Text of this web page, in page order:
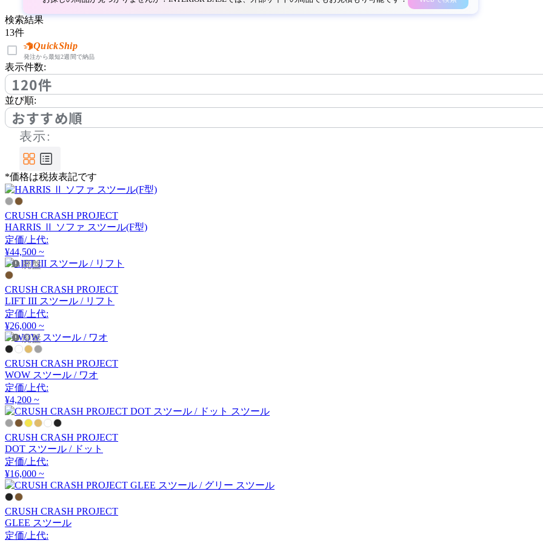
bogaerts label
ボガーツ・ラベル
by interiors
バイインテリアズ
CHAISES NICOLLE
Coccole
COLOS
コロス
common furniture
コモンファニチャー
COMPLEX UNIVERSAL
FURNITURE SUPPLY
コンプレックスユニバー
イ
CondeHouse
検索結果
13件
QuickShip
発注から最短2週間で納品
表示件数:
120件
並び順:
おすすめ順
表示:
*価格は税抜表記です
CRUSH CRASH PROJECT
HARRIS Ⅱ ソファ スツール(F型)
定価/上代:
¥44,500 ~
廃盤
CRUSH CRASH PROJECT
LIFT III スツール / リフト
定価/上代:
¥26,000 ~
廃盤
CRUSH CRASH PROJECT
WOW スツール / ワオ
定価/上代:
¥4,200 ~
CRUSH CRASH PROJECT
DOT スツール / ドット
定価/上代:
¥16,000 ~
CRUSH CRASH PROJECT
GLEE スツール
定価/上代: